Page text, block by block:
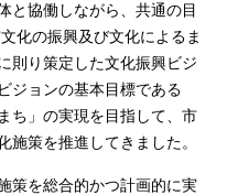
と協働しながら、共通の目
化の振興及び文化によるま
則り策定した文化振興ビジ
ジョンの基本目標である
ち」の実現を目指して、市
施策を推進してきました。
策を総合的かつ計画的に実